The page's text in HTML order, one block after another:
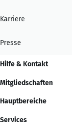
Karriere
Presse
Hilfe & Kontakt
Mitgliedschaften
Hauptbereiche
Services